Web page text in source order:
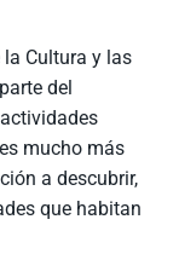
la Cultura y las
del
mucho más
a descubrir,
que habitan